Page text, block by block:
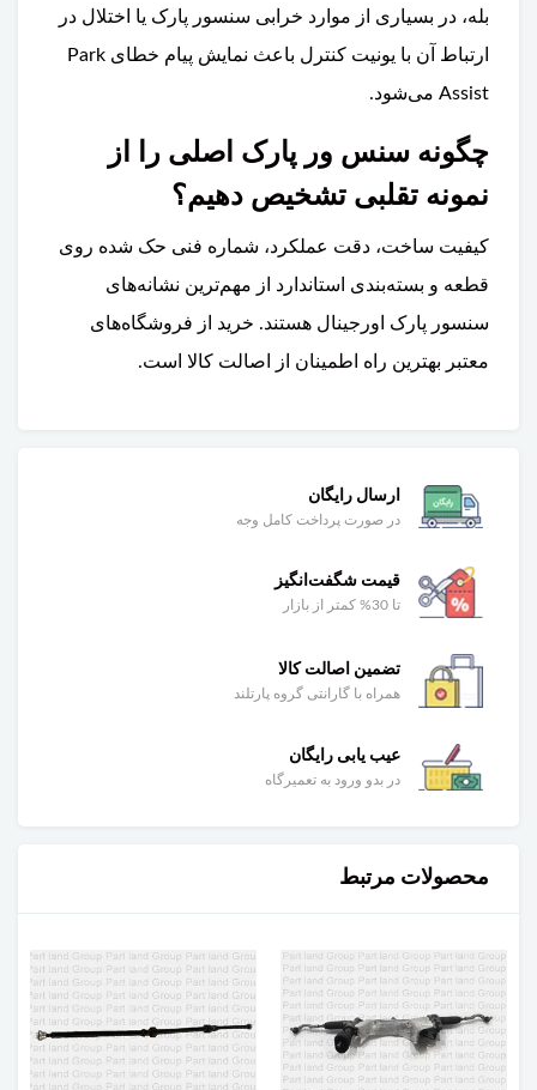
بله، در بسیاری از موارد خرابی سنسور پارک یا اختلال در
ارتباط آن با یونیت کنترل باعث نمایش پیام خطای Park
Assist می‌شود.
چگونه سنس ور پارک اصلی را از
نمونه تقلبی تشخیص دهیم؟
کیفیت ساخت، دقت عملکرد، شماره فنی حک شده روی
قطعه و بسته‌بندی استاندارد از مهم‌ترین نشانه‌های
سنسور پارک اورجینال هستند. خرید از فروشگاه‌های
معتبر بهترین راه اطمینان از اصالت کالا است.
ارسال رایگان
در صورت پرداخت کامل وجه
قیمت شگفت‌انگیز
تا 30% کمتر از بازار
تضمین اصالت کالا
همراه با گارانتی گروه پارتلند
عیب یابی رایگان
در بدو ورود به تعمیرگاه
محصولات مرتبط